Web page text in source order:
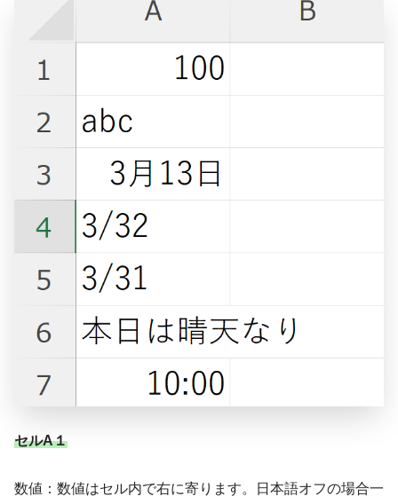
セルA１
数値：数値はセル内で右に寄ります。日本語オフの場合一